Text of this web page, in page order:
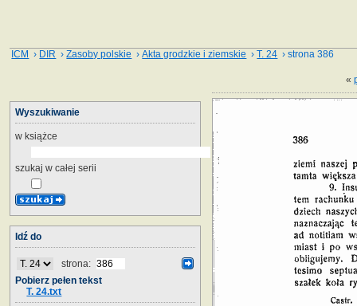
ICM › DIR ›Zasoby polskie ›Akta grodzkie i ziemskie ›T. 24 › strona 386
«
Wyszukiwanie
w książce
szukaj w całej serii
Idź do
strona:
Pobierz pełen tekst
T. 24.txt